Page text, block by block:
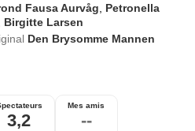
Fausa Aurvåg
Petronella
Birgitte Larsen
Den Brysomme Mannen
3,2
Mes amis
--